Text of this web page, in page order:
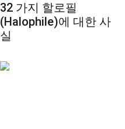
32 가지 할로필
(Halophile)에 대한 사
실